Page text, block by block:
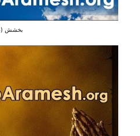
بخشش (3)